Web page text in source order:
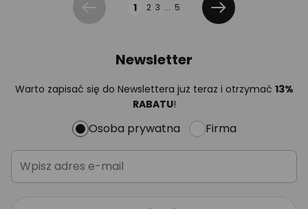
Poprzednia1 2 3 ... 5
Dalej
Newsletter
Warto zapisać się do Newslettera już teraz i otrzymać 13%
RABATU!
Osoba prywatna Firma